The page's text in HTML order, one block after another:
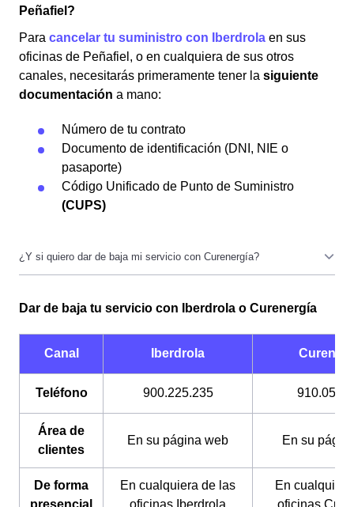
Peñafiel?
Para cancelar tu suministro con Iberdrola en sus
oficinas de Peñafiel, o en cualquiera de sus otros
canales, necesitarás primeramente tener la siguiente
documentación a mano:
Número de tu contrato
Documento de identificación (DNI, NIE o
pasaporte)
Código Unificado de Punto de Suministro
(CUPS)
los canales a través de los cuáles tienes que realizarlo
son diferentes. La permanencia tampoco es un
problema (a menos que tengas facturas por pagar) y su
coste es gratuito.
Dar de baja tu servicio con Iberdrola o Curenergía
Canal Iberdrola
Teléfono 900.225.235
Área de
clientes
En su página web En su
De forma
presencial
En cualquiera de las
oficinas Iberdrola
En
oficinas